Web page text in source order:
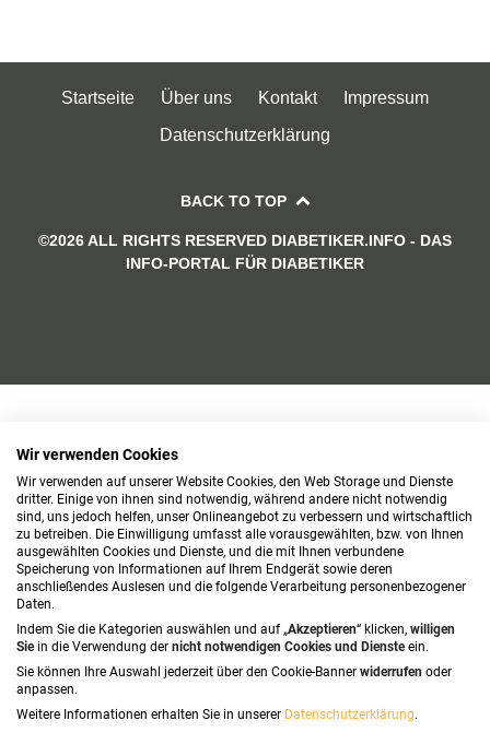
Startseite Über uns Kontakt
Impressum
Datenschutzerklärung
BACK TO TOP
©2026 ALL RIGHTS RESERVED DIABETIKER.INFO - DAS
INFO-PORTAL FÜR DIABETIKER
Wir verwenden Cookies
Wir verwenden auf unserer Website Cookies, den Web Storage und Dienste
dritter. Einige von ihnen sind notwendig, während andere nicht notwendig
sind, uns jedoch helfen, unser Onlineangebot zu verbessern und wirtschaftlich
zu betreiben. Die Einwilligung umfasst alle vorausgewählten, bzw. von Ihnen
ausgewählten Cookies und Dienste, und die mit Ihnen verbundene
Speicherung von Informationen auf Ihrem Endgerät sowie deren
anschließendes Auslesen und die folgende Verarbeitung personenbezogener
Daten.
Indem Sie die Kategorien auswählen und auf „Akzeptieren“ klicken, willigen
Sie in die Verwendung der nicht notwendigen Cookies und Diensteein.
Sie können Ihre Auswahl jederzeit über den Cookie-Banner widerrufen oder
anpassen.
Weitere Informationen erhalten Sie in unserer Datenschutzerklärung.